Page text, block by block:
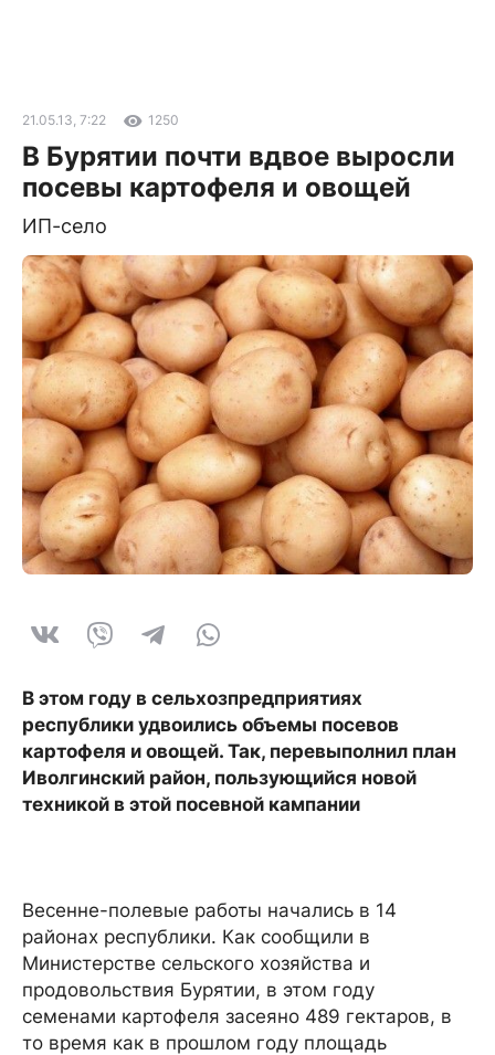
21.05.13, 7:22 1250
В Бурятии почти вдвое выросли
посевы картофеля и овощей
ИП-село
В этом году в сельхозпредприятиях
республики удвоились объемы посевов
картофеля и овощей. Так, перевыполнил план
Иволгинский район, пользующийся новой
техникой в этой посевной кампании
Весенне-полевые работы начались в 14
районах республики. Как сообщили в
Министерстве сельского хозяйства и
продовольствия Бурятии, в этом году
семенами картофеля засеяно 489 гектаров, в
то время как в прошлом году площадь